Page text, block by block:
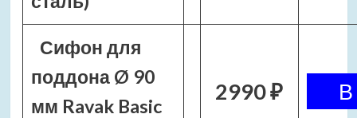
Сифон для
поддона Ø 90
мм Ravak Basic
2990 ₽